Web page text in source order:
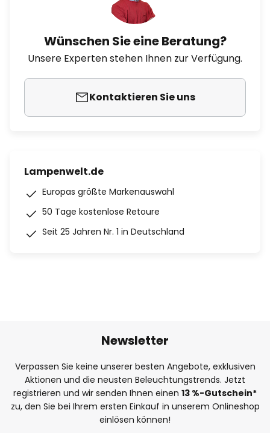
Wünschen Sie eine Beratung?
Unsere Experten stehen Ihnen zur Verfügung.
Kontaktieren Sie uns
Lampenwelt.de
Europas größte Markenauswahl
50 Tage kostenlose Retoure
Seit 25 Jahren Nr. 1 in Deutschland
Newsletter
Verpassen Sie keine unserer besten Angebote, exklusiven
Aktionen und die neusten Beleuchtungstrends. Jetzt
registrieren und wir senden Ihnen einen 13 %-Gutschein*
zu, den Sie bei Ihrem ersten Einkauf in unserem Onlineshop
einlösen können!